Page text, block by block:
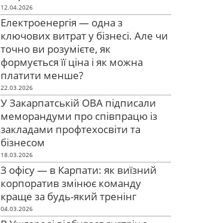
12.04.2026
Електроенергія — одна з
ключових витрат у бізнесі. Але чи
точно ви розумієте, як
формується її ціна і як можна
платити менше?
22.03.2026
У Закарпатській ОВА підписали
меморандуми про співпрацю із
закладами профтехосвіти та
бізнесом
18.03.2026
З офісу — в Карпати: як виїзний
корпоратив змінює команду
краще за будь-який тренінг
04.03.2026